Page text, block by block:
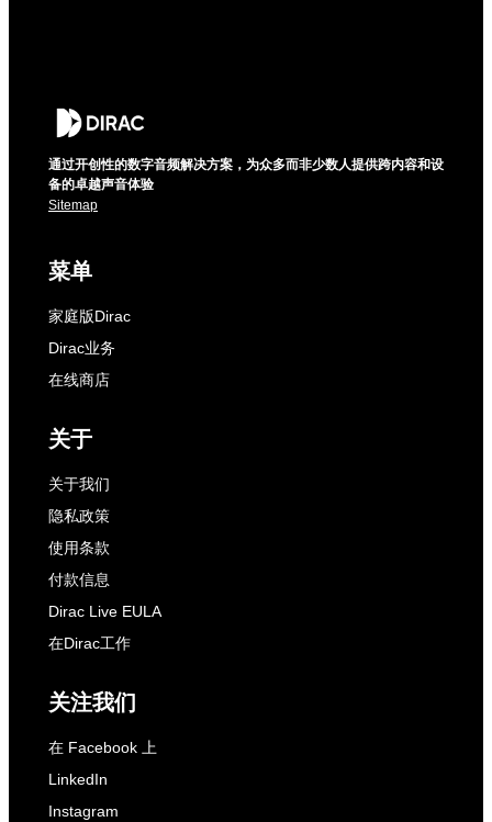
通过开创性的数字音频解决方案，为众多而非少数人提供跨内容和设
备的卓越声音体验
Sitemap
菜单
家庭版Dirac
Dirac业务
在线商店
关于
关于我们
隐私政策
使用条款
付款信息
Dirac Live EULA
在Dirac工作
关注我们
在 Facebook 上
LinkedIn
Instagram